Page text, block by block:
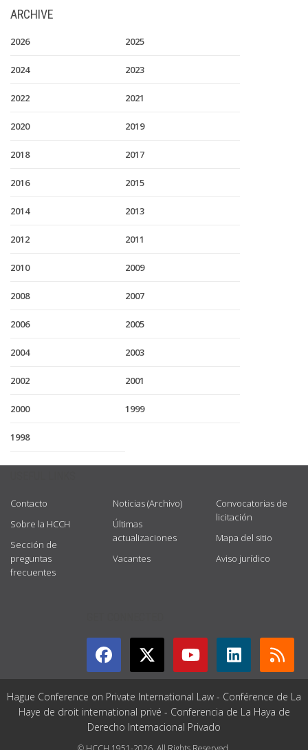
ARCHIVE
2026 2025
2024 2023
2022 2021
2020 2019
2018 2017
2016 2015
2014 2013
2012 2011
2010 2009
2008 2007
2006 2005
2004 2003
2002 2001
2000 1999
1998
Contacto
Sobre la HCCH
Sección de
preguntas
frecuentes
Noticias (Archivo)
Últimas
actualizaciones
Vacantes
Convocatorias de
licitación
Mapa del sitio
Aviso jurídico
Hague Conference on Private International Law - Conférence de La
Haye de droit international privé - Conferencia de La Haya de
Derecho Internacional Privado